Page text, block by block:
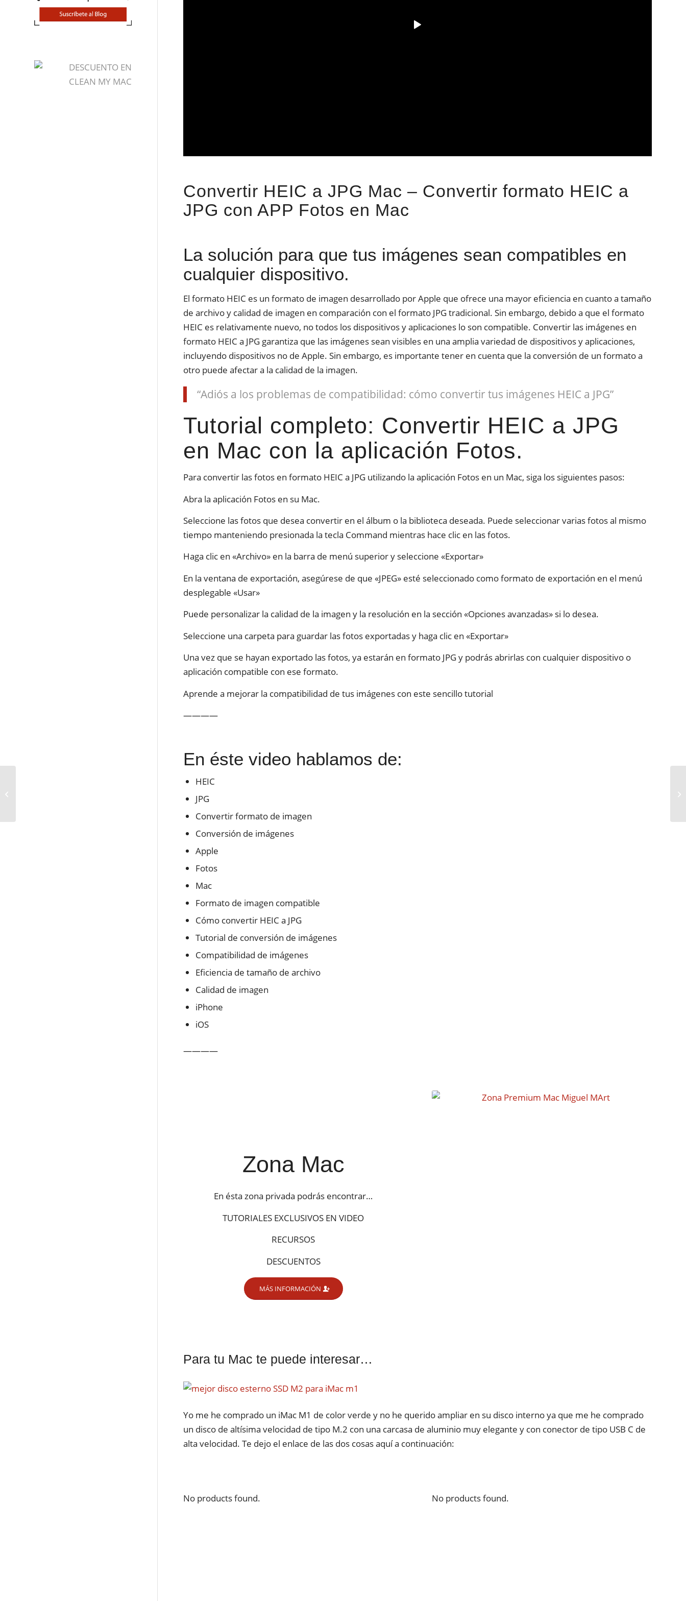
Convertir HEIC a JPG Mac – Convertir formato HEIC a
JPG con APP Fotos en Mac
La solución para que tus imágenes sean compatibles en
cualquier dispositivo.
El formato HEIC es un formato de imagen desarrollado por Apple que ofrece una mayor eficiencia en cuanto a tamaño
de archivo y calidad de imagen en comparación con el formato JPG tradicional. Sin embargo, debido a que el formato
HEIC es relativamente nuevo, no todos los dispositivos y aplicaciones lo son compatible. Convertir las imágenes en
formato HEIC a JPG garantiza que las imágenes sean visibles en una amplia variedad de dispositivos y aplicaciones,
incluyendo dispositivos no de Apple. Sin embargo, es importante tener en cuenta que la conversión de un formato a
otro puede afectar a la calidad de la imagen.
“Adiós a los problemas de compatibilidad: cómo convertir tus imágenes HEIC a JPG”
Tutorial completo: Convertir HEIC a JPG
en Mac con la aplicación Fotos.
Para convertir las fotos en formato HEIC a JPG utilizando la aplicación Fotos en un Mac, siga los siguientes pasos:
Abra la aplicación Fotos en su Mac.
Seleccione las fotos que desea convertir en el álbum o la biblioteca deseada. Puede seleccionar varias fotos al mismo
tiempo manteniendo presionada la tecla Command mientras hace clic en las fotos.
Haga clic en «Archivo» en la barra de menú superior y seleccione «Exportar»
En la ventana de exportación, asegúrese de que «JPEG» esté seleccionado como formato de exportación en el menú
desplegable «Usar»
Puede personalizar la calidad de la imagen y la resolución en la sección «Opciones avanzadas» si lo desea.
Seleccione una carpeta para guardar las fotos exportadas y haga clic en «Exportar»
Una vez que se hayan exportado las fotos, ya estarán en formato JPG y podrás abrirlas con cualquier dispositivo o
aplicación compatible con ese formato.
Aprende a mejorar la compatibilidad de tus imágenes con este sencillo tutorial
————
En éste video hablamos de:
HEIC
JPG
Convertir formato de imagen
Conversión de imágenes
Apple
Fotos
Mac
Formato de imagen compatible
Cómo convertir HEIC a JPG
Tutorial de conversión de imágenes
Compatibilidad de imágenes
Eficiencia de tamaño de archivo
Calidad de imagen
iPhone
iOS
————
Zona Mac
En ésta zona privada podrás encontrar…
TUTORIALES EXCLUSIVOS EN VIDEO
RECURSOS
DESCUENTOS
MÁS INFORMACIÓN
Para tu Mac te puede interesar…
Yo me he comprado un iMac M1 de color verde y no he querido ampliar en su disco interno ya que me he comprado
un disco de altísima velocidad de tipo M.2 con una carcasa de aluminio muy elegante y con conector de tipo USB C de
alta velocidad. Te dejo el enlace de las dos cosas aquí a continuación:
No products found. No products found.